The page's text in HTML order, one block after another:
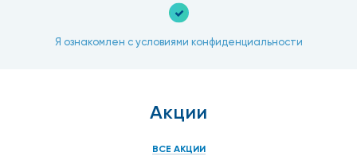
Я ознакомлен с условиями конфиденциальности
Акции
ВСЕ АКЦИИ